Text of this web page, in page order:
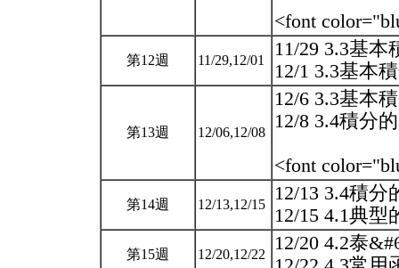
<font
第12週 11/29,12/01
11/29 3.3基本
12/1 3.3基本
第13週 12/06,12/08
12/6 3.3基本
12/8 3.4積分
<font
第14週 12/13,12/15
12/13 3.4積分
12/15 4.1典
第15週 12/20,12/22
12/20 4.2泰